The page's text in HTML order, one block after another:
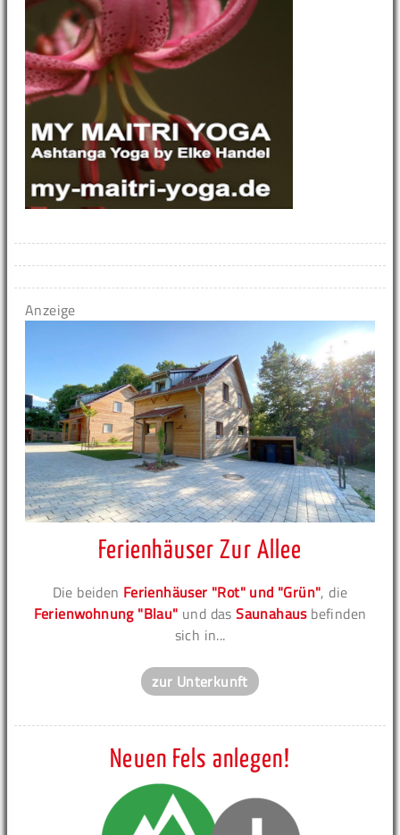
Anzeige
Ferienhäuser Zur Allee
Die beiden Ferienhäuser "Rot" und "Grün", die
Ferienwohnung "Blau" und dasSaunahausbefinden
sich in...
zur Unterkunft
Neuen Fels anlegen!